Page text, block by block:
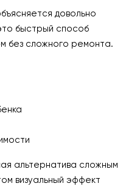
довольно
быстрый способ
без сложного ремонта.
альтернатива сложным
визуальный эффект